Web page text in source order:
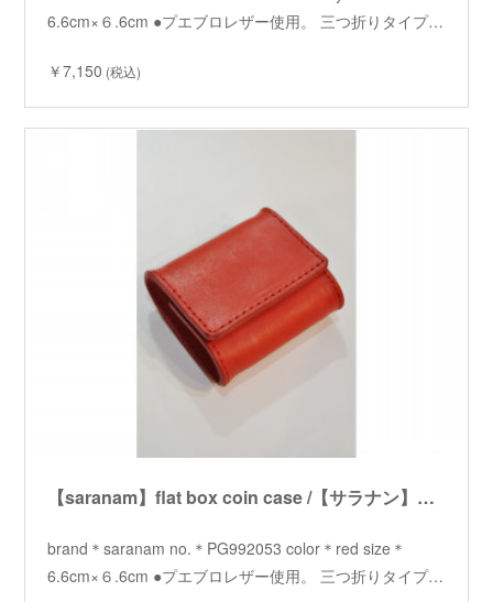
6.6cm×６.6cm ●プエブロレザー使用。 三つ折りタイプ…
￥7,150 (税込)
【saranam】flat box coin case /【サラナン】フラットボックスコインケース
brand＊saranam no.＊PG992053 color＊red size＊
6.6cm×６.6cm ●プエブロレザー使用。 三つ折りタイプ…